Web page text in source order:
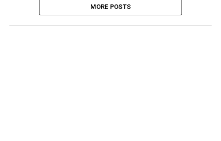
MORE POSTS